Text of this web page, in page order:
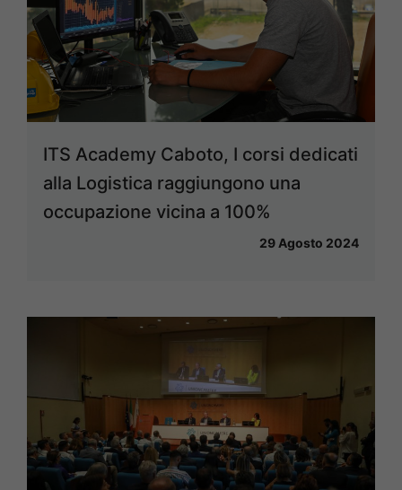
ITS Academy Caboto, I corsi dedicati
alla Logistica raggiungono una
occupazione vicina a 100%
29 Agosto 2024